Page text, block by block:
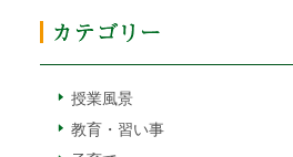
授業風景
教育・習い事